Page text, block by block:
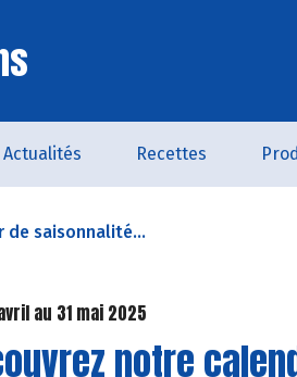
Actualités Recettes
de saisonnalité...
au 31 mai 2025
notre